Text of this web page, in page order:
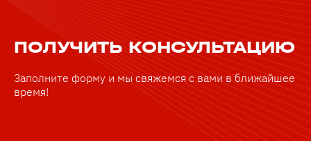
ПОЛУЧИТЬ КОНСУЛЬТАЦИЮ
Заполните форму и мы свяжемся с вами в ближайшее
время!